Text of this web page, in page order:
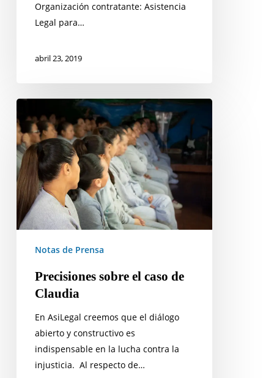
Organización contratante: Asistencia
Legal para…
abril 23, 2019
sobre
el
caso
de
Claudia
Notas de Prensa
Precisiones sobre el caso de
Claudia
En AsiLegal creemos que el diálogo
abierto y constructivo es
indispensable en la lucha contra la
injusticia. Al respecto de…